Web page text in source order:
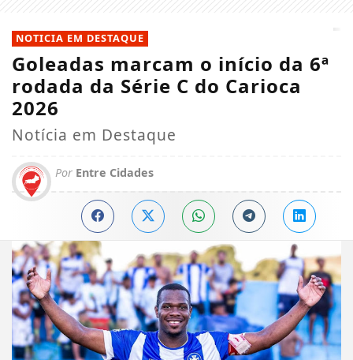
NOTICIA EM DESTAQUE
Goleadas marcam o início da 6ª
rodada da Série C do Carioca
2026
Notícia em Destaque
Por Entre Cidades